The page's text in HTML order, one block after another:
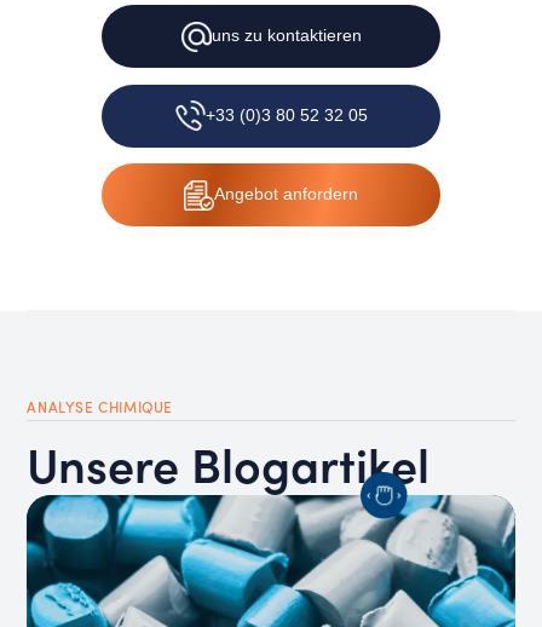
uns zu kontaktieren
+33 (0)3 80 52 32 05
Angebot anfordern
ANALYSE CHIMIQUE
Unsere Blogartikel